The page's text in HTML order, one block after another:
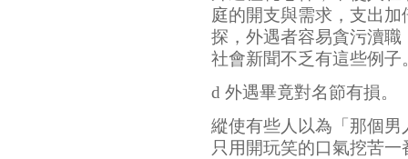
庭的開支與需求，支出
探，外遇者容易貪污瀆
社會新聞不乏有這些例子
d 外遇畢竟對名節有損。
縱使有些人以為「那個
只用開玩笑的口氣挖苦